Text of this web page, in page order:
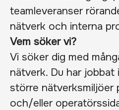
teamleveranser
nätverk och interna
Vem söker vi?
Vi söker dig med
nätverk. Du har jobbat
större nätverksmiljöer
och/eller